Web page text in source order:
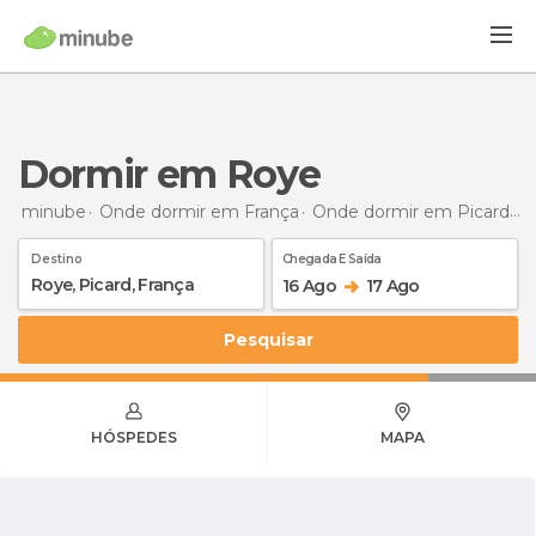
Dormir em Roye
minube Onde dormir em França Onde dormir em Picard
Destino Chegada E Saída
16 Ago 17 Ago
Pesquisar
HÓSPEDES MAPA